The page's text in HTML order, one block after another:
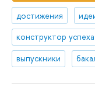
достижения
конструктор успеха
выпускники